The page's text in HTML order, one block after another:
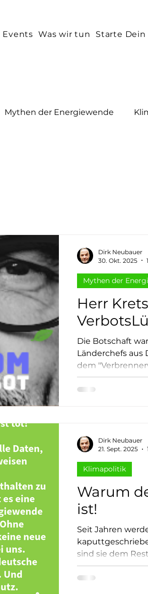
Events Was wir tun Starte Dein
Mythen der Energiewende
Herr
Die Botschaft
Länderchefs aus
dem
Jobvernichtung.
klingt, war
Mythen der
Dirk Neubauer
30. Okt. 2025
Warum
ist!
Seit Jahren
sind sie dem
überlegen. Und
entschieden hat,
Klimapolitik
Dirk Neubauer
21. Sept. 2025